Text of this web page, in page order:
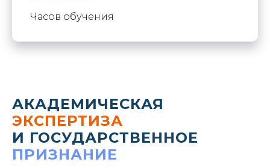
Часов обучения
АКАДЕМИЧЕСКАЯ
ЭКСПЕРТИЗА
И ГОСУДАРСТВЕННОЕ
ПРИЗНАНИЕ